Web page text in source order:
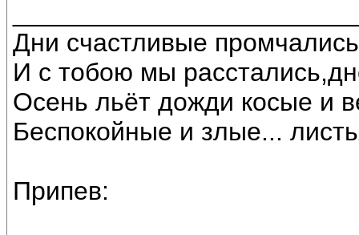
Дни счастливые
И с тобою мы
Осень льёт дожди косые и
Беспокойные и злые...
Припев: